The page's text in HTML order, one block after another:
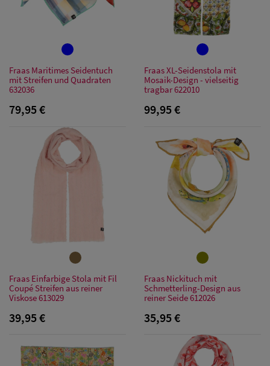
Herren
Baseball Cpas
Herren UV-
Sonnenschilder
Fraas Maritimes Seidentuch
mit Streifen und Quadraten
632036
79,95 €
Fraas XL-Seidenstola mit
Mosaik-Design - vielseitig
tragbar 622010
99,95 €
Fraas Einfarbige Stola mit Fil
Coupé Streifen aus reiner
Viskose 613029
39,95 €
Fraas Nickituch mit
Schmetterling-Design aus
reiner Seide 612026
35,95 €